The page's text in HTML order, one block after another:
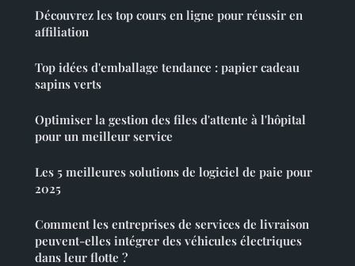
Découvrez les top cours en ligne pour réussir en
affiliation
Top idées d'emballage tendance : papier cadeau
sapins verts
Optimiser la gestion des files d'attente à l'hôpital
pour un meilleur service
Les 5 meilleures solutions de logiciel de paie pour
2025
Comment les entreprises de services de livraison
peuvent-elles intégrer des véhicules électriques
dans leur flotte ?